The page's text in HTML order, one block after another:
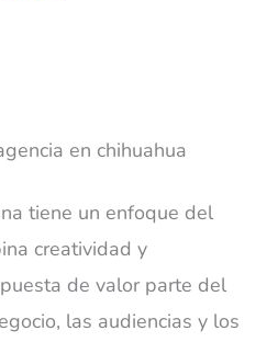
tiene un enfoque del
creatividad y
de valor parte del
las audiencias y los